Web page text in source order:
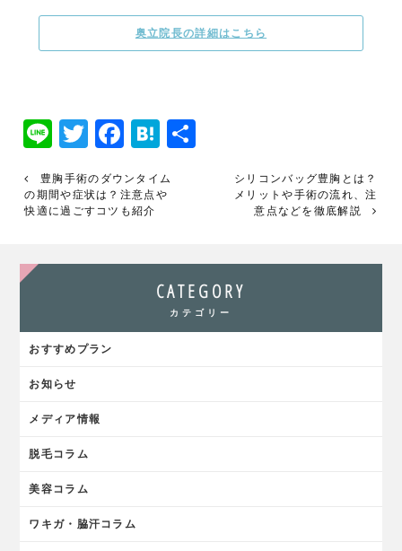
奥立院長の詳細はこちら
LineTwitter
Facebook
Hatena
豊胸手術のダウンタイム
の期間や症状は？注意点や
快適に過ごすコツも紹介
シリコンバッグ豊胸とは？
メリットや手術の流れ、注
意点などを徹底解説
CATEGORY
カテゴリー
おすすめプラン
お知らせ
メディア情報
脱毛コラム
美容コラム
ワキガ・脇汗コラム